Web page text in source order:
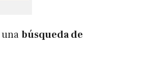
búsqueda de